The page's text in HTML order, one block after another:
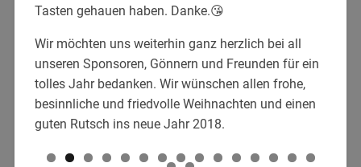
Tasten gehauen haben. Danke.😘
Wir möchten uns weiterhin ganz herzlich bei all
unseren Sponsoren, Gönnern und Freunden für ein
tolles Jahr bedanken. Wir wünschen allen frohe,
besinnliche und friedvolle Weihnachten und einen
guten Rutsch ins neue Jahr 2018.